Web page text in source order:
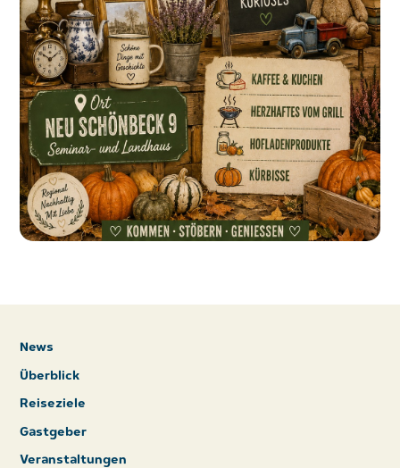
News
Überblick
Reiseziele
Gastgeber
Veranstaltungen